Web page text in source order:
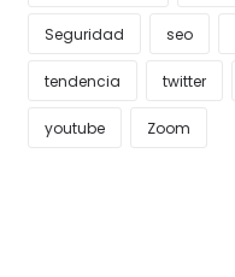
Seguridad seo
tendencia twitter
youtube Zoom